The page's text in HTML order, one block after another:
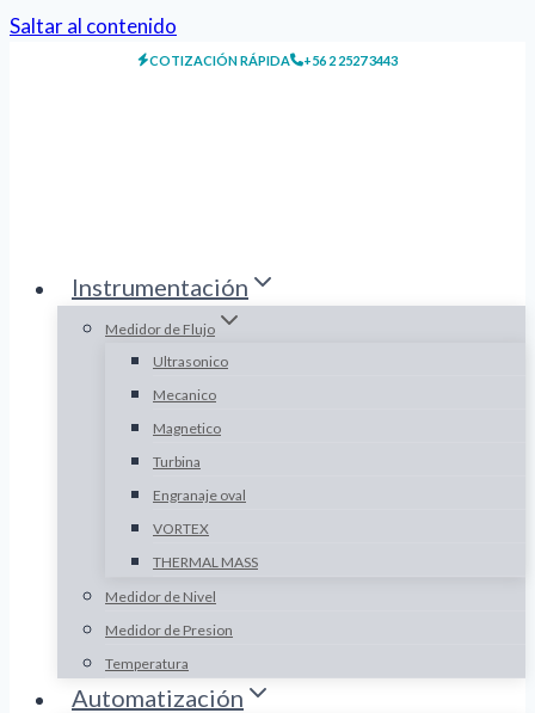
Saltar al contenido
COTIZACIÓN RÁPIDA +56 2 2527 3443
Instrumentación
Medidor de Flujo
Ultrasonico
Mecanico
Magnetico
Turbina
Engranaje oval
VORTEX
THERMAL MASS
Medidor de Nivel
Medidor de Presion
Temperatura
Automatización